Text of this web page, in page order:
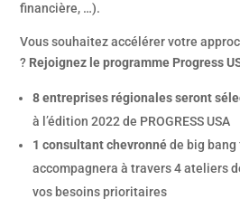
financière, …).
Vous souhaitez accélérer votre
? Rejoignez le programme Progress
8 entreprises régionales seront
à l’édition 2022 de PROGRESS USA
1 consultant chevronnéde big
accompagnera à travers 4 ateliers
vos besoins prioritaires